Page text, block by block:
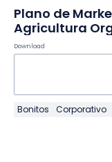
Plano de
Agricultura
Download
Bonitos Corporativo